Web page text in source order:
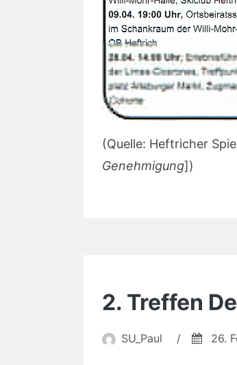
(Quelle: Heftricher
Genehmigung])
2. Treffen
SU_Paul / 26.